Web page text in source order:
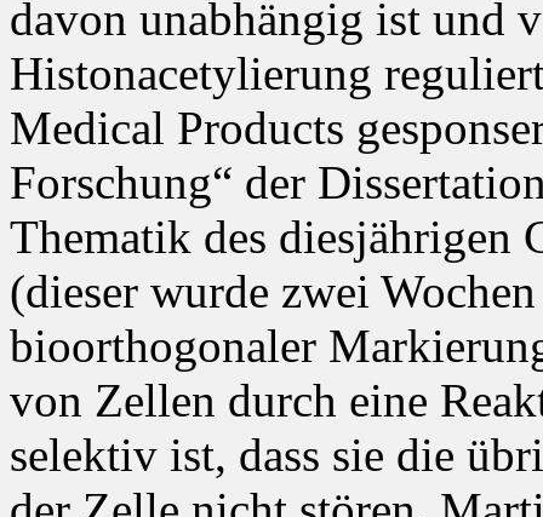
davon unabhängig ist und
Histonacetylierung
Medical Products
Forschung“ der
Thematik des diesjährigen
(dieser wurde zwei
bioorthogonaler
von Zellen durch eine
selektiv ist, dass sie die